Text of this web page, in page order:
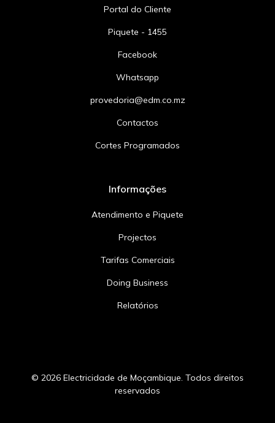
Portal do Cliente
Piquete - 1455
Facebook
Whatsapp
provedoria@edm.co.mz
Contactos
Cortes Programados
Informações
Atendimento e Piquete
Projectos
Tarifas Comerciais
Doing Business
Relatórios
© 2026 Electricidade de Moçambique. Todos direitos
reservados